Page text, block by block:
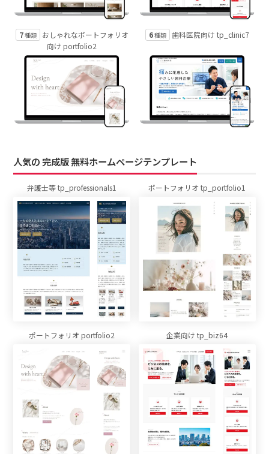
7種類
おしゃれなポートフォリオ
向け portfolio2
6種類 歯科医院向け tp_clinic7
人気の 完成版 無料ホームページテンプレート
弁護士等 tp_professionals1 ポートフォリオ tp_portfolio1
ポートフォリオ portfolio2 企業向け tp_biz64